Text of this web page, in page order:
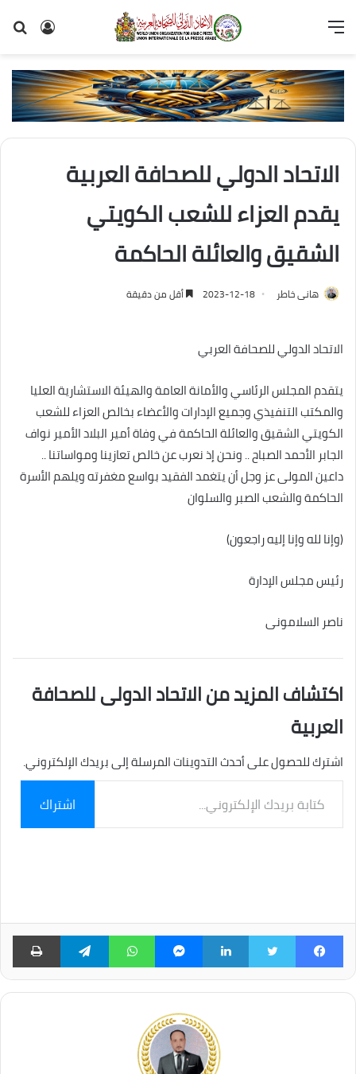
تسجيل
القائمة
الاتحاد الدولي للصحافة العربية
يقدم العزاء للشعب الكويتي
الشقيق والعائلة الحاكمة
هانى خاطر 2023-12-18 أقل من دقيقة
الاتحاد الدولي للصحافة العربي
يتقدم المجلس الرئاسي والأمانة العامة والهيئة الاستشارية العليا
والمكتب التنفيذي وجميع الإدارات والأعضاء بخالص العزاء للشعب
الكويتي الشقيق والعائلة الحاكمة في وفاة أمير البلاد الأمير نواف
الجابر الأحمد الصباح .. ونحن إذ نعرب عن خالص تعازينا ومواساتنا ..
داعين المولى عز وجل أن يتغمد الفقيد بواسع مغفرته ويلهم الأسرة
الحاكمة والشعب الصبر والسلوان
(وإنا لله وإنا إليه راجعون)
رئيس مجلس الإدارة
ناصر السلامونى
اكتشاف المزيد من الاتحاد الدولى للصحافة
العربية
اشترك للحصول على أحدث التدوينات المرسلة إلى بريدك الإلكتروني.
بريدك
الإلكتروني...
اشتراك
فيسبوك لينكدإن ماسنجر واتساب تيلقرام